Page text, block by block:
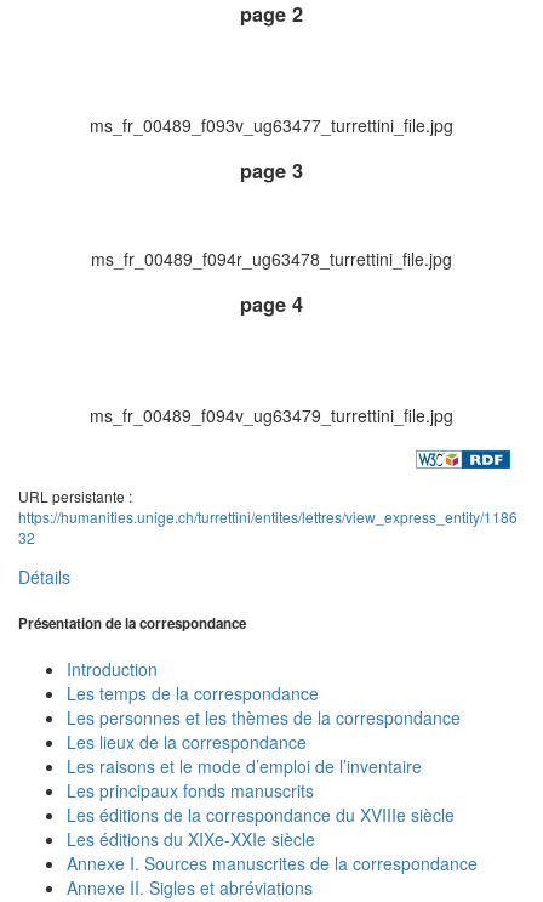
page 2
ms_fr_00489_f093v_ug63477_turrettini_file.jpg
page 3
ms_fr_00489_f094r_ug63478_turrettini_file.jpg
page 4
ms_fr_00489_f094v_ug63479_turrettini_file.jpg
URL persistante :
https://humanities.unige.ch/turrettini/entites/lettres/view_express_entity/1186
32
Détails
Présentation de la correspondance
Introduction
Les temps de la correspondance
Les personnes et les thèmes de la correspondance
Les lieux de la correspondance
Les raisons et le mode d’emploi de l’inventaire
Les principaux fonds manuscrits
Les éditions de la correspondance du XVIIIe siècle
Les éditions du XIXe-XXIe siècle
Annexe I. Sources manuscrites de la correspondance
Annexe II. Sigles et abréviations